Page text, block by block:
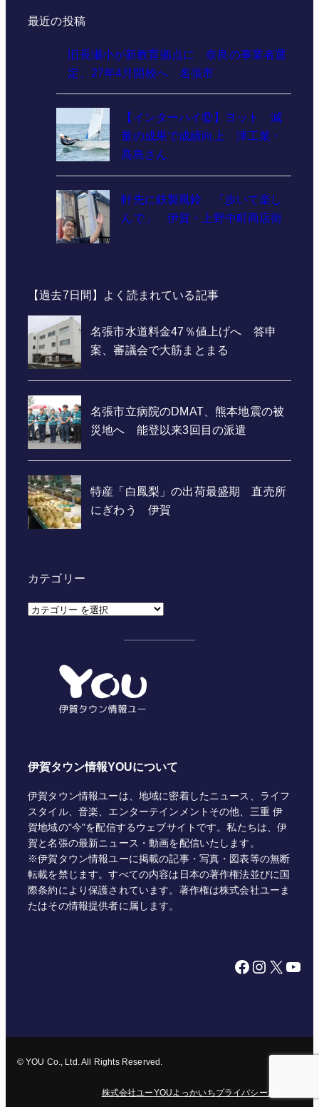
最近の投稿
旧長瀬小が新教育拠点に 奈良の事業者選
定、27年4月開校へ 名張市
【インターハイ⑫】ヨット 減
量の成果で成績向上 津工業・
髙島さん
軒先に鉄製風鈴 「歩いて楽し
んで」 伊賀・上野中町商店街
【過去7日間】よく読まれている記事
カテゴリー
カ
伊賀タウン情報YOUについて
伊賀タウン情報ユーは、地域に密着したニュース、ライフ
スタイル、音楽、エンターテインメントその他、三重 伊
賀地域の"今"を配信するウェブサイトです。私たちは、伊
賀と名張の最新ニュース・動画を配信いたします。
※伊賀タウン情報ユーに掲載の記事・写真・図表等の無断
転載を禁じます。すべての内容は日本の著作権法並びに国
際条約により保護されています。著作権は株式会社ユーま
たはその情報提供者に属します。
Facebook Instagram X YouTube
© YOU Co., Ltd. All Rights Reserved.
株式会社ユーYOUよっかいちプライバシーポリシー